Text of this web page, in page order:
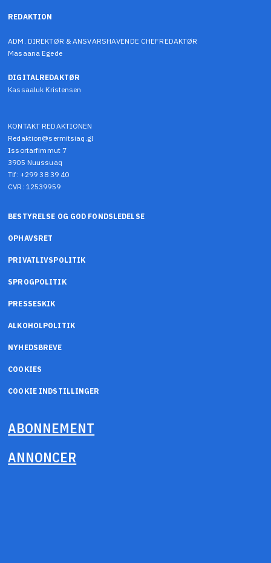
REDAKTION
ADM. DIREKTØR & ANSVARSHAVENDE CHEFREDAKTØR
Masaana Egede
DIGITALREDAKTØR
Kassaaluk Kristensen
KONTAKT REDAKTIONEN
Redaktion@sermitsiaq.gl
Issortarfimmut 7
3905 Nuussuaq
Tlf: +299 38 39 40
CVR: 12539959
BESTYRELSE OG GOD FONDSLEDELSE
OPHAVSRET
PRIVATLIVSPOLITIK
SPROGPOLITIK
PRESSESKIK
ALKOHOLPOLITIK
NYHEDSBREVE
COOKIES
COOKIE INDSTILLINGER
ABONNEMENT
ANNONCER